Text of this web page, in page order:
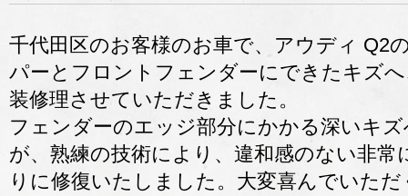
千代田区のお客様のお車で、アウディ Q2
パーとフロントフェンダーにできたキズ
装修理させていただきました。
フェンダーのエッジ部分にかかる深いキ
が、熟練の技術により、違和感のない非常
りに修復いたしました。大変喜んでいた